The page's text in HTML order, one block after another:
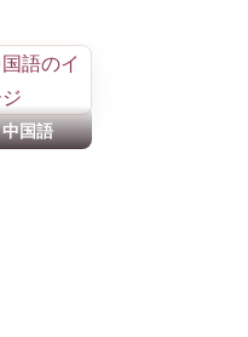
中国語